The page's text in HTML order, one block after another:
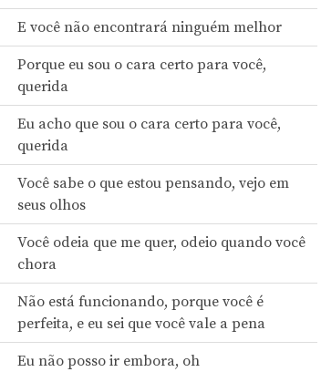
E você não encontrará ninguém melhor
Porque eu sou o cara certo para você,
querida
Eu acho que sou o cara certo para você,
querida
Você sabe o que estou pensando, vejo em
seus olhos
Você odeia que me quer, odeio quando você
chora
Não está funcionando, porque você é
perfeita, e eu sei que você vale a pena
Eu não posso ir embora, oh